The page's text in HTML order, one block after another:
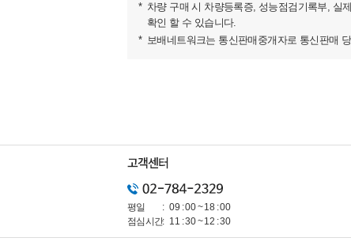
차량 구매 시 차량등록증, 성능점검기록부, 실
확인 할 수 있습니다.
보배네트워크는 통신판매중개자로 통신판매
평일
09 : 00 ~ 18 : 00
점심시간 11 : 30 ~ 12 : 30